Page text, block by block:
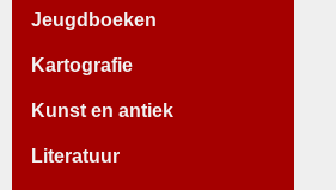
Jeugdboeken
Kartografie
Kunst en antiek
Literatuur